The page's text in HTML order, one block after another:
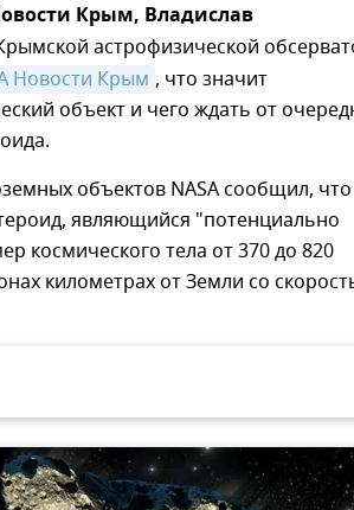
Крым, Владислав
астрофизической
Новости Крым , что значит
объект и чего ждать от
объектов NASA сообщил,
являющийся "потенциально
космического тела от 370 до 820
километрах от Земли со